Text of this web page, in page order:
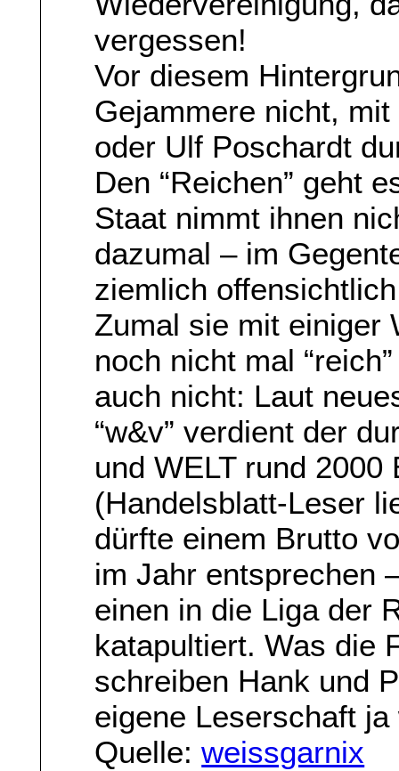
vergessen!
Vor diesem
Gejammere nicht,
oder Ulf Poschardt
Den “Reichen” geht
Staat nimmt ihnen
dazumal – im
ziemlich
Zumal sie mit einiger
noch nicht mal
auch nicht: Laut
“w&v” verdient der
und WELT rund
(Handelsblatt-Leser
dürfte einem Brutto
im Jahr entsprechen
einen in die Liga der
katapultiert. Was die
schreiben Hank und
eigene Leserschaft
Quelle:weissgarnix